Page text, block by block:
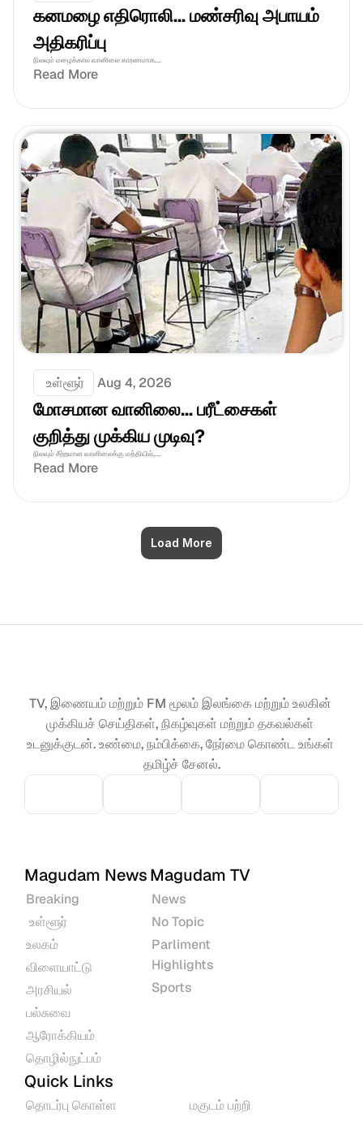
கனமழை எதிரொலி... மண்சரிவு அபாயம்
அதிகரிப்பு
நிலவும் மழைக்கால வானிலை காரணமாக....
Read More
உள்ளூர் Aug 4, 2026
மோசமான வானிலை... பரீட்சைகள்
குறித்து முக்கிய முடிவு?
நிலவும் சீற்றமான வானிலைக்கு மத்தியில்,....
Read More
Load More
TV, இணையம் மற்றும் FM மூலம் இலங்கை மற்றும் உலகின்
முக்கியச் செய்திகள், நிகழ்வுகள் மற்றும் தகவல்கள்
உடனுக்குடன். உண்மை, நம்பிக்கை, நேர்மை கொண்ட உங்கள்
தமிழ்ச் சேனல்.
Magudam News
Breaking
உள்ளூர்
உலகம்
விளையாட்டு
அரசியல்
பல்சுவை
ஆரோக்கியம்
தொழில்நுட்பம்
Magudam TV
News
No Topic
Parliment
Highlights
Sports
Quick Links
தொடர்பு கொள்ள மகுடம் பற்றி